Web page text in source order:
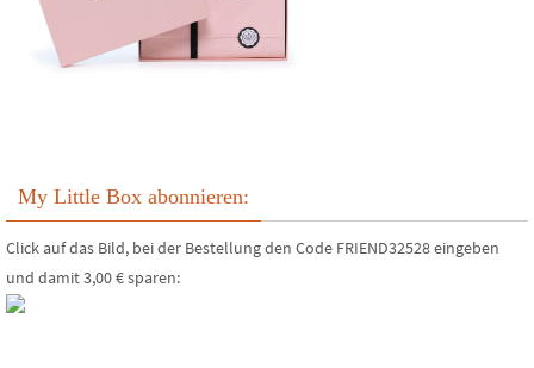
My Little Box abonnieren:
Click auf das Bild, bei der Bestellung den Code FRIEND32528 eingeben
und damit 3,00 € sparen: